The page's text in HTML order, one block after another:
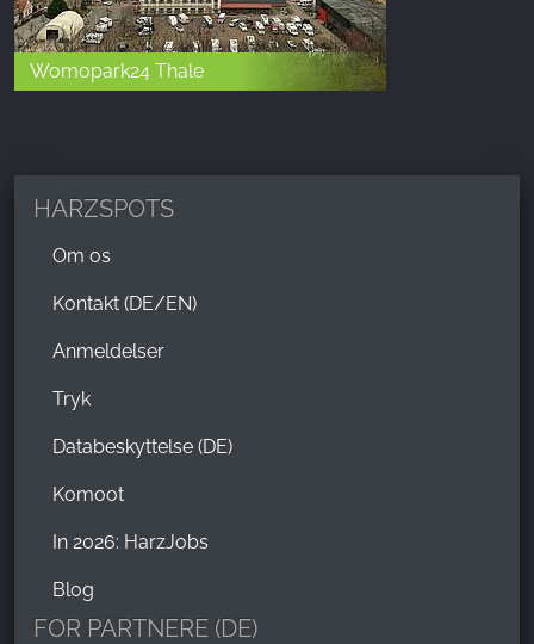
Womopark24 Thale
HARZSPOTS
Om os
Kontakt (DE/EN)
Anmeldelser
Tryk
Databeskyttelse (DE)
Komoot
In 2026: HarzJobs
Blog
FOR PARTNERE (DE)